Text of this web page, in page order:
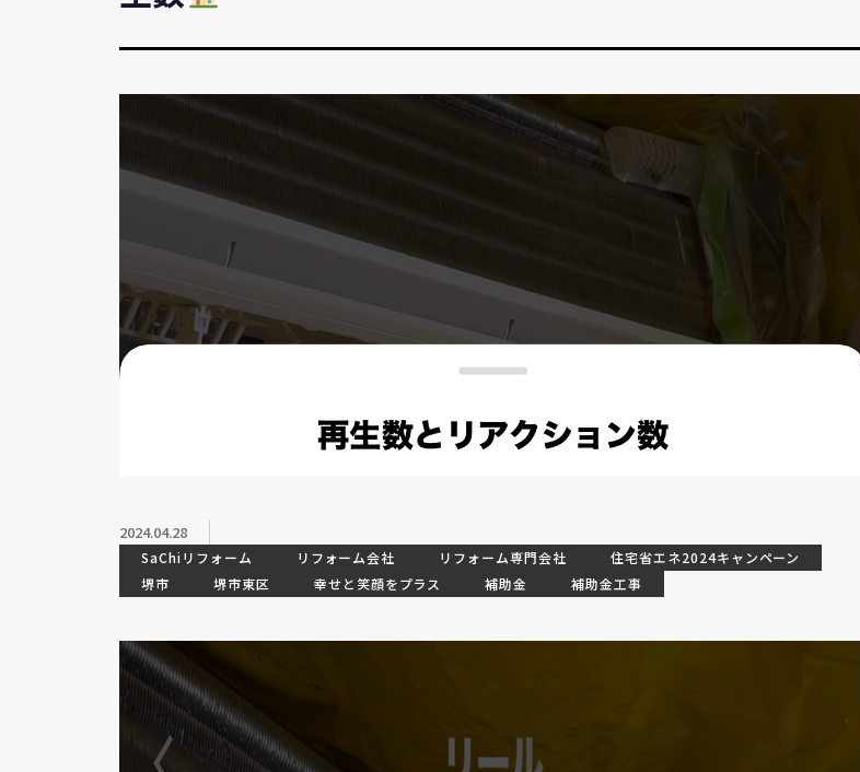
2024.04.28
SaChiリフォーム リフォーム会社 リフォーム専門会社
住宅省エネ2024キャンペーン
堺市
堺市東区 幸せと笑顔をプラス 補助金 補助金工事